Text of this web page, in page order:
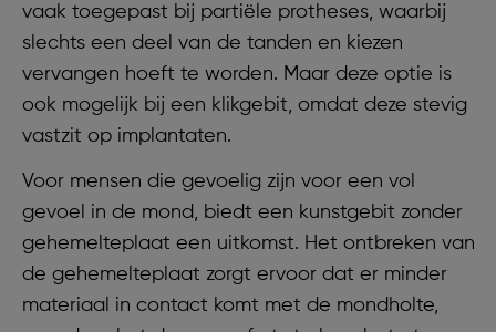
vaak toegepast bij partiële protheses, waarbij
slechts een deel van de tanden en kiezen
vervangen hoeft te worden. Maar deze optie is
ook mogelijk bij een klikgebit, omdat deze stevig
vastzit op implantaten.
Voor mensen die gevoelig zijn voor een vol
gevoel in de mond, biedt een kunstgebit zonder
gehemelteplaat een uitkomst. Het ontbreken van
de gehemelteplaat zorgt ervoor dat er minder
materiaal in contact komt met de mondholte,